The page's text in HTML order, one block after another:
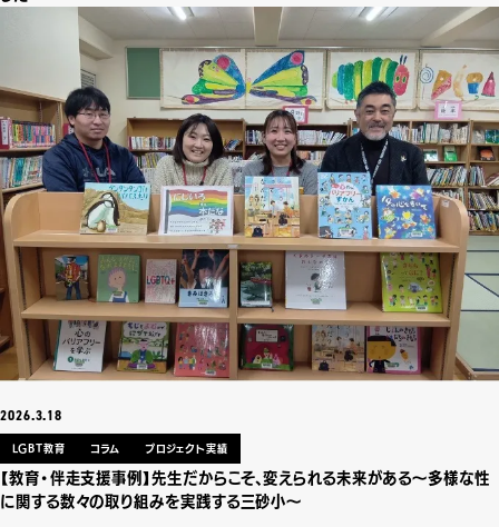
2026.3.18
LGBT教育 コラム プロジェクト実績
【教育・伴走支援事例】先生だからこそ、変えられる未来がある〜多様な性
に関する数々の取り組みを実践する三砂小〜